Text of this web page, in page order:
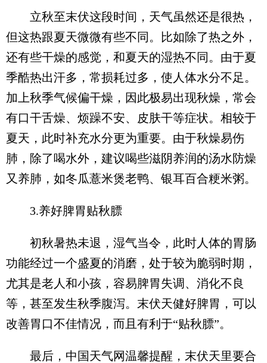
立秋至末伏这段时间，天气虽然还是很热，
但这热跟夏天微微有些不同。比如除了热之外，
还有些干燥的感觉，和夏天的湿热不同。由于夏
季酷热出汗多，常损耗过多，使人体水分不足。
加上秋季气候偏干燥，因此极易出现秋燥，常会
有口干舌燥、烦躁不安、皮肤干等症状。相较于
夏天，此时补充水分更为重要。由于秋燥易伤
肺，除了喝水外，建议喝些滋阴养润的汤水防燥
又养肺，如冬瓜薏米煲老鸭、银耳百合粳米粥。
3.养好脾胃贴秋膘
初秋暑热未退，湿气当令，此时人体的胃肠
功能经过一个盛夏的消磨，处于较为脆弱时期，
尤其是老人和小孩，容易脾胃失调、消化不良
等，甚至发生秋季腹泻。末伏天健好脾胃，可以
改善胃口不佳情况，而且有利于“贴秋膘”。
最后，中国天气网温馨提醒，末伏天里要合